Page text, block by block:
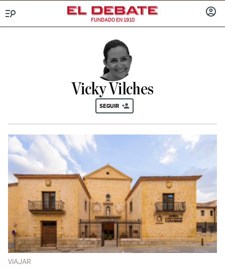
FUNDADO EN 1910
Vicky Vilches
SEGUIR
VIAJAR